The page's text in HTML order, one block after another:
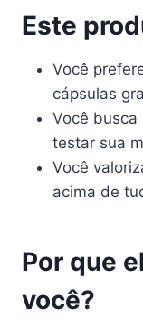
Este
Você
cápsulas
Você busca
testar sua
Você
acima de
Por que
você?